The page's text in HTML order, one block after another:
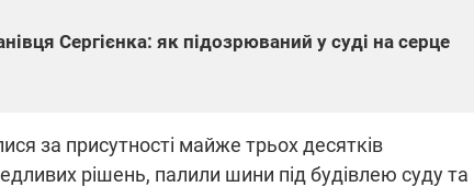
Сергієнка: як підозрюваний у суді на серце
за присутності майже трьох десятків
рішень, палили шини під будівлею суду та
без світла після
взялося за колишнього виконавчого